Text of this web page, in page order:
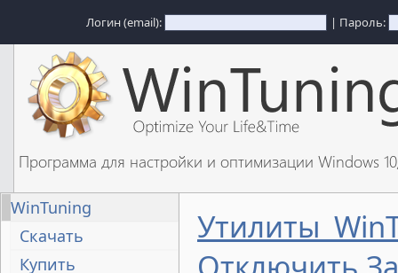
Логин (email): | Пароль:
Программа для настройки и оптимизации Windows
WinTuning
Скачать
Купить
Утилиты